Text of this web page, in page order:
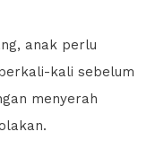
anak perlu
kali sebelum
menyerah